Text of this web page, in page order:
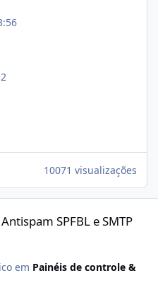
10071 visualizações
SPFBL e SMTP
em Painéis de controle &